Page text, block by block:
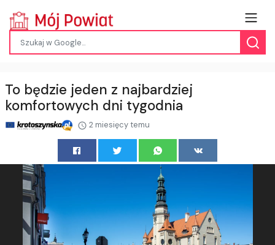
To będzie jeden z najbardziej
komfortowych dni tygodnia
2 miesięcy temu